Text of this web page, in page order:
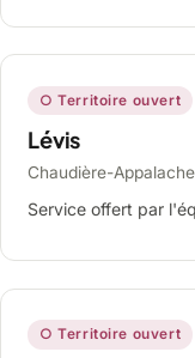
○ Territoire ouvert
Lévis
Chaudière-
Service offert par
○ Territoire ouvert